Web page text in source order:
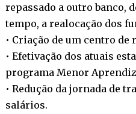
repassado a outro banco,
tempo, a realocação dos
• Criação de um centro de
• Efetivação dos atuais
programa Menor Aprendiz
• Redução da jornada de
salários.